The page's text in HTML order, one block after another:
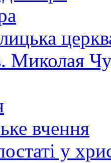
Миколая
вчення
у